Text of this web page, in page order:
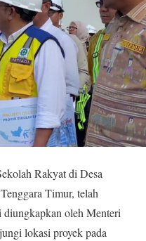
Rakyat di Desa
Timur, telah
diungkapkan oleh Menteri
lokasi proyek pada